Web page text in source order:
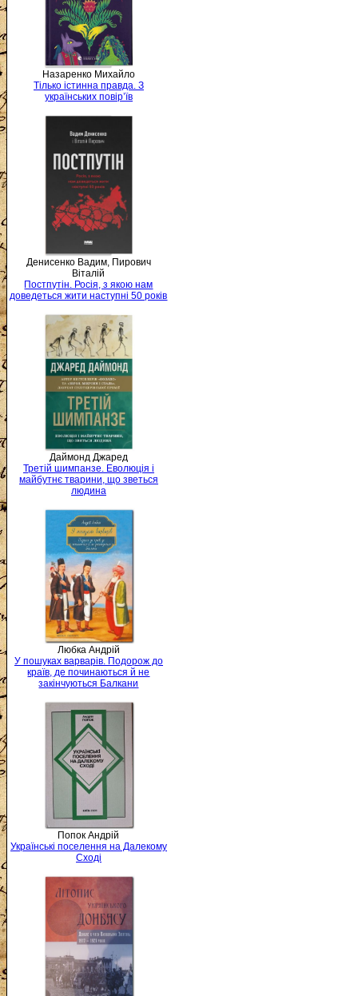
Назаренко Михайло
Тілько істинна правда. З
українських повір’їв
Денисенко Вадим, Пирович
Віталій
Постпутін. Росія, з якою нам
доведеться жити наступні 50 років
Даймонд Джаред
Третій шимпанзе. Еволюція і
майбутнє тварини, що зветься
людина
Любка Андрій
У пошуках варварів. Подорож до
країв, де починаються й не
закінчуються Балкани
Попок Андрій
Українські поселення на Далекому
Сході